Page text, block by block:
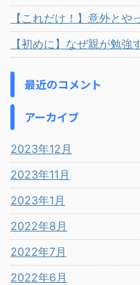
【これだけ！】意外と
【初めに】なぜ親が勉強
最近のコメント
アーカイブ
2023年12月
2023年11月
2023年1月
2022年8月
2022年7月
2022年6月